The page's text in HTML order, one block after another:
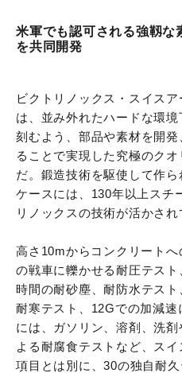
米軍でも認可される強靱な
を共同開発
ビクトリノックス・スイス
は、並み外れたハードな環
刻むよう、部品や素材を開
ることで実現した究極のク
だ。鍛造技術を駆使して作
ケースには、130年以上スチ
リノックスの技術が活かされ
高さ10mからコンクリート
の戦車に轢かせる耐圧テス
時間の耐砂塵、耐防水テス
耐寒テスト、12Gでの加減
には、ガソリン、溶剤、洗
よる耐腐食テストなど、ス
項目とは別に、30の独自耐